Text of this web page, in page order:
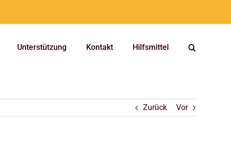
Unterstützung Kontakt Hilfsmittel
Zurück Vor